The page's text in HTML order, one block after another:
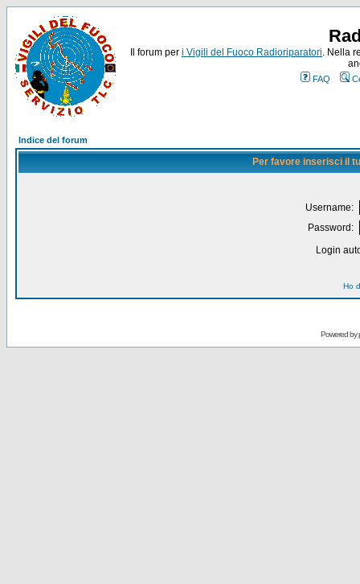
Il forum per i Vigili del Fuoco Radioriparatori. Nella
FAQ
Indice del forum
Per favore inserisci il
Username:
Password:
Login
Ho
Powered by